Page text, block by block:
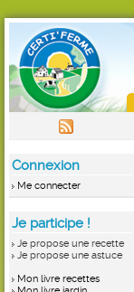
Connexion
Me connecter
Je participe !
Je propose une recette
Je propose une astuce
Mon livre recettes